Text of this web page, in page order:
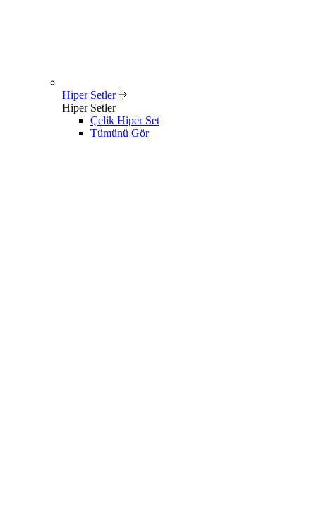
Hiper Setler
Hiper Setler
Çelik Hiper Set
Tümünü Gör